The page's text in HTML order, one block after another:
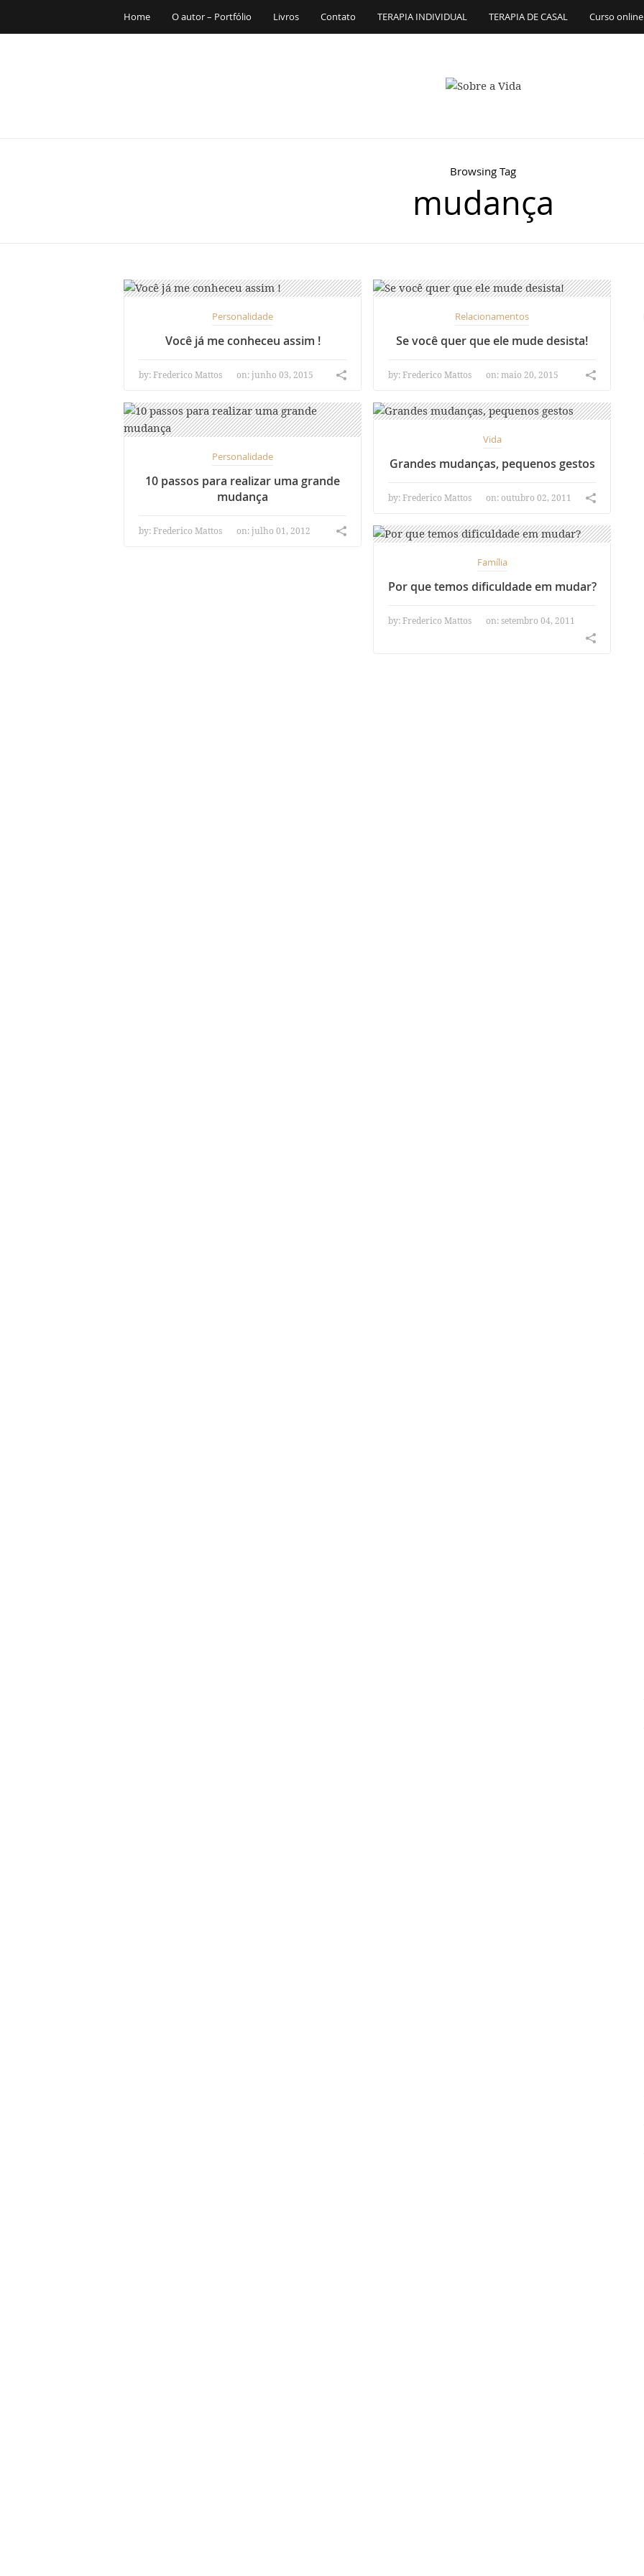
Home O autor – Portfólio Livros Contato TERAPIA INDIVIDUAL TERAPIA DE CASAL Curso
Browsing Tag
mudança
Personalidade
Você já me conheceu assim !
by:Frederico Mattos on: junho 03, 2015
Relacionamentos
Se você quer que ele mude desista!
by:Frederico Mattos on: maio 20, 2015
Personalidade
10 passos para realizar uma grande
mudança
by:Frederico Mattos on: julho 01, 2012
Vida
Grandes mudanças, pequenos gestos
by:Frederico Mattos on: outubro 02, 2011
Família
Por que temos dificuldade em mudar?
by:Frederico Mattos on: setembro 04, 2011